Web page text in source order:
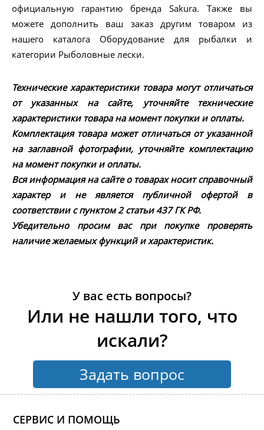
официальную гарантию бренда Sakura. Также вы
можете дополнить ваш заказ другим товаром из
нашего каталога Оборудование для рыбалки и
категории Рыболовные лески.
Технические характеристики товара могут отличаться
от указанных на сайте, уточняйте технические
характеристики товара на момент покупки и оплаты.
Комплектация товара может отличаться от указанной
на заглавной фотографии, уточняйте комплектацию
на момент покупки и оплаты.
Вся информация на сайте о товарах носит справочный
характер и не является публичной офертой в
соответствии с пунктом 2 статьи 437 ГК РФ.
Убедительно просим вас при покупке проверять
наличие желаемых функций и характеристик.
У вас есть вопросы?
Или не нашли того, что
искали?
Задать вопрос
СЕРВИС И ПОМОЩЬ